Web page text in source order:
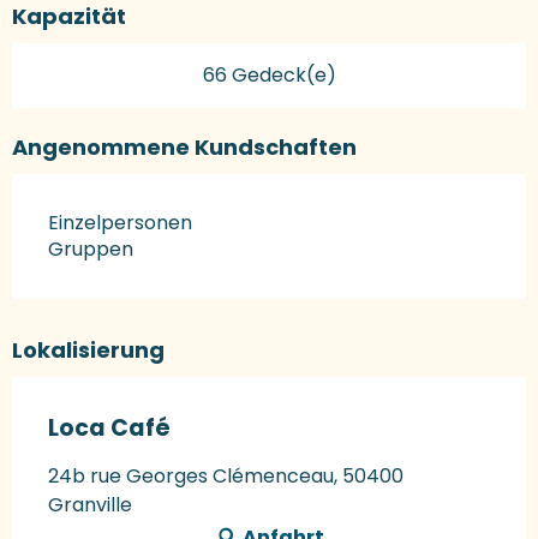
Kapazität
66 Gedeck(e)
Angenommene Kundschaften
Einzelpersonen
Gruppen
Lokalisierung
Loca Café
24b rue Georges Clémenceau, 50400
Granville